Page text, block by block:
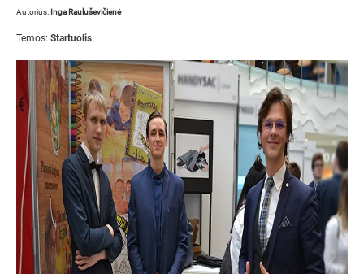
Autorius: Inga Rauluševičienė
Temos: Startuolis.